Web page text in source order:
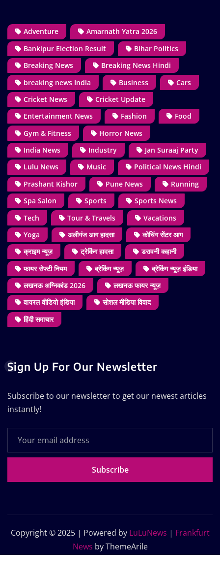
Adventure
Amarnath Yatra 2026
Bankipur Election Result
Bihar Politics
Breaking News
Breaking News Hindi
breaking news India
Business
Cars
Cricket News
Cricket Update
Entertainment News
Fashion
Food
Gym & Fitness
Horror News
India News
Industry
Jan Suraaj Party
Lulu News
Music
Political News Hindi
Prashant Kishor
Pune News
Running
Spa Salon
Sports
Sports News
Tech
Tour & Travels
Vacations
Yoga
अलीगंज आग हादसा
कोचिंग सेंटर आग
क्राइम न्यूज़
ट्रेकिंग हादसा
डरावनी कहानी
फायर सेफ्टी नियम
ब्रेकिंग न्यूज़
ब्रेकिंग न्यूज़ इंडिया
लखनऊ अग्निकांड 2026
लखनऊ फायर न्यूज़
वायरल वीडियो इंडिया
सोशल मीडिया विवाद
हिंदी समाचार
Sign Up For Our Newsletter
Subscribe to our newsletter to get our newest articles
instantly!
Subscribe
Copyright © 2025 | Powered by LuLuNews | Frankfurt
News by ThemeArile